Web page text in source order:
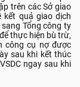
trên các Sở giao
kết quả giao dịch
Tổng công ty
thực hiện bù trừ,
công cụ nợ được
sau khi kết thúc
ngay sau khi